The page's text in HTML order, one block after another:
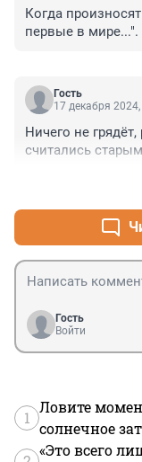
Когда
первые в
Гость
17 декабря
Ничего не
считались
Гость
Войти
1
Ловите
солнечное
«Это всего